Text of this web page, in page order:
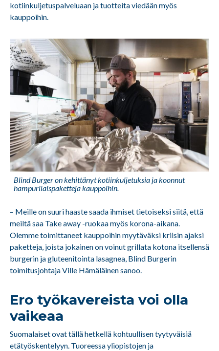
kotiinkuljetuspalveluaan ja tuotteita viedään myös
kauppoihin.
Blind Burger on kehittänyt kotiinkuljetuksia ja koonnut
hampurilaispaketteja kauppoihin.
– Meille on suuri haaste saada ihmiset tietoiseksi siitä, että
meiltä saa Take away -ruokaa myös korona-aikana.
Olemme toimittaneet kauppoihin myytäväksi kriisin ajaksi
paketteja, joista jokainen on voinut grillata kotona itsellensä
burgerin ja gluteenitointa lasagnea, Blind Burgerin
toimitusjohtajaVille Hämäläinensanoo.
Ero työkavereista voi olla
vaikeaa
Suomalaiset ovat tällä hetkellä kohtuullisen tyytyväisiä
etätyöskentelyyn. Tuoreessa yliopistojen ja